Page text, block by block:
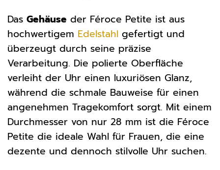
Das Gehäuse der Féroce Petite ist aus
hochwertigem Edelstahl gefertigt und
überzeugt durch seine präzise
Verarbeitung. Die polierte Oberfläche
verleiht der Uhr einen luxuriösen Glanz,
während die schmale Bauweise für einen
angenehmen Tragekomfort sorgt. Mit einem
Durchmesser von nur 28 mm ist die Féroce
Petite die ideale Wahl für Frauen, die eine
dezente und dennoch stilvolle Uhr suchen.